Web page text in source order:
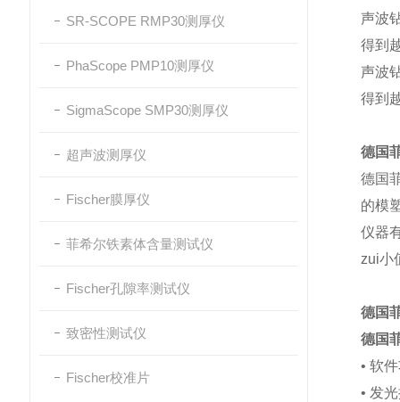
SR-SCOPE RMP30测厚仪
PhaScope PMP10测厚仪
SigmaScope SMP30测厚仪
超声波测厚仪
Fischer膜厚仪
菲希尔铁素体含量测试仪
Fischer孔隙率测试仪
致密性测试仪
Fischer校准片
声波
得到
声波
得到
德国
德国
的模
仪器
zui小
德国
德国
• 软
• 发